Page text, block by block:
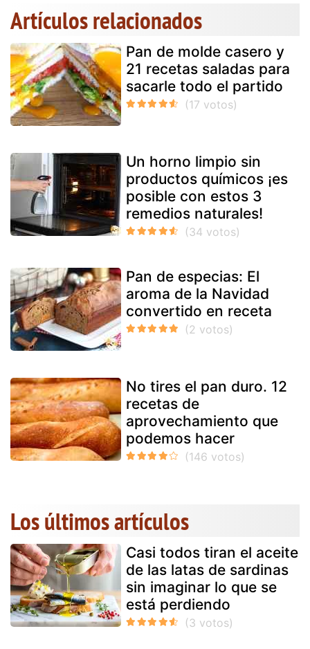
Artículos relacionados
Pan de molde casero y
21 recetas saladas para
sacarle todo el partido
Un horno limpio sin
productos químicos ¡es
posible con estos 3
remedios naturales!
Pan de especias: El
aroma de la Navidad
convertido en receta
No tires el pan duro. 12
recetas de
aprovechamiento que
podemos hacer
Los últimos artículos
Casi todos tiran el aceite
de las latas de sardinas
sin imaginar lo que se
está perdiendo